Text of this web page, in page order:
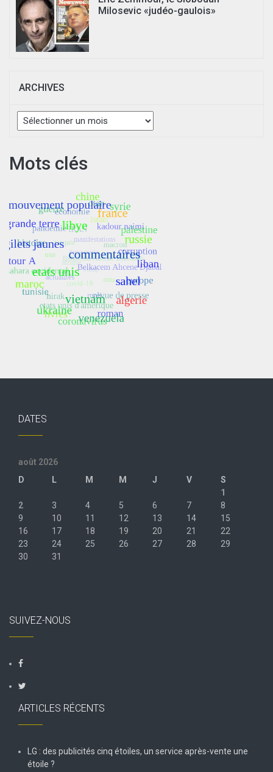
Milosevic «judéo-gaulois»
ARCHIVES
Archives
Mots clés
DATES
août 2026
D
L M M J V
S
1
2
3 4 5 6 7
8
9
10 11 12 13 14
15
16
17 18 19 20 21
22
23
24 25 26 27 28
29
30
31
SUIVEZ-NOUS
ARTICLES RÉCENTS
LG : des publicités cinq étoiles, un service après-vente une
étoile ?